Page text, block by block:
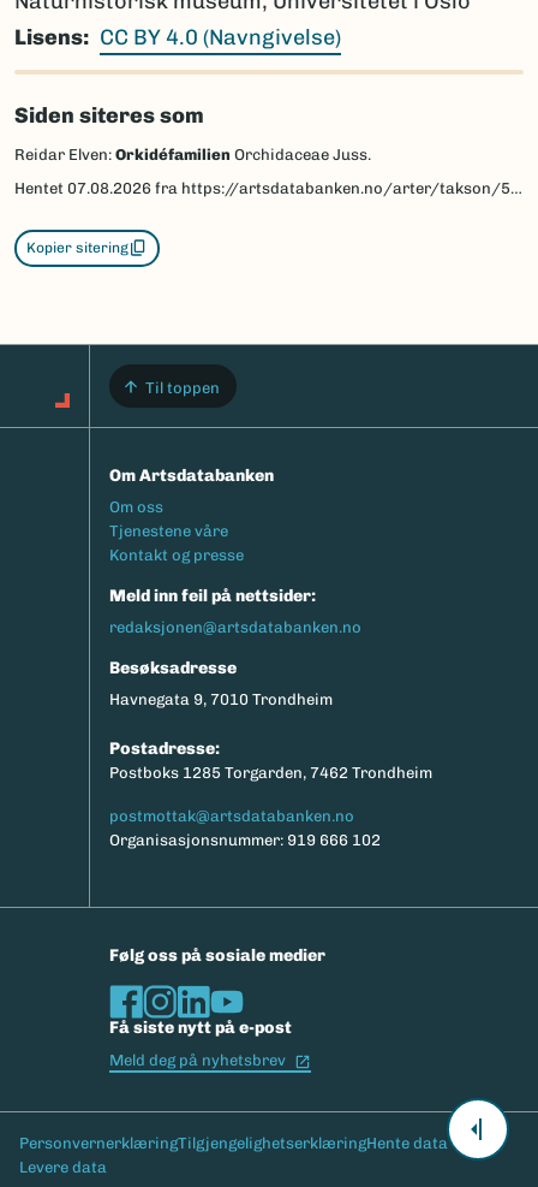
Lisens
CC BY 4.0 (Navngivelse)
Siden siteres som
Reidar Elven: Orkidéfamilien Orchidaceae Juss.
Hentet 07.08.2026 fra https://artsdatabanken.no/arter/takson/59440/beskrivelse
Kopier sitering
Til toppen
Om Artsdatabanken
Footermeny
Om oss
Tjenestene våre
Kontakt og presse
Meld inn feil på nettsider:
redaksjonen@artsdatabanken.no
Besøksadresse
Havnegata 9, 7010 Trondheim
Postadresse:
Postboks 1285 Torgarden, 7462 Trondheim
postmottak@artsdatabanken.no
Organisasjonsnummer: 919 666 102
Følg oss på sosiale medier
Få siste nytt på e-post
Meld deg på nyhetsbrev
Bunntekst
PersonvernerklæringTilgjengelighetserklæringHente data
Levere data